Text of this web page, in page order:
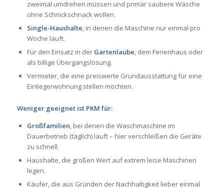
zweimal umdrehen müssen und primär saubere Wäsche
ohne Schnickschnack wollen.
Single-Haushalte, in denen die Maschine nur einmal pro
Woche läuft.
Für den Einsatz in der Gartenlaube, dem Ferienhaus oder
als billige Übergangslösung.
Vermieter, die eine preiswerte Grundausstattung für eine
Einliegerwohnung stellen möchten.
Weniger geeignet ist PKM für:
Großfamilien, bei denen die Waschmaschine im
Dauerbetrieb (täglich) läuft – hier verschleißen die Geräte
zu schnell.
Haushalte, die großen Wert auf extrem leise Maschinen
legen.
Käufer, die aus Gründen der Nachhaltigkeit lieber einmal